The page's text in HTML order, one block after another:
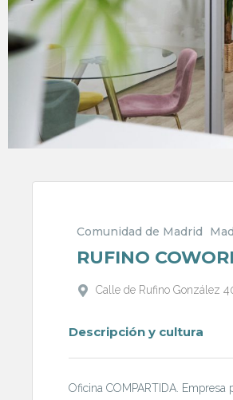
Comunidad de Madrid
RUFINO
Calle de Rufino González
Descripción y cultura
Oficina COMPARTIDA.